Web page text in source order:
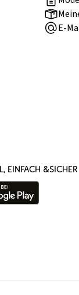
E-
EINFACH &SICHER